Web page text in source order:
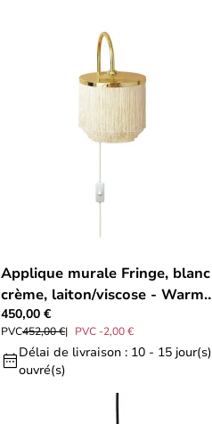
Applique murale Fringe, blanc
crème, laiton/viscose - Warm
Nordic
450,00 €
PVC452,00 € PVC -2,00 €
Délai de livraison : 10 - 15 jour(s)
ouvré(s)